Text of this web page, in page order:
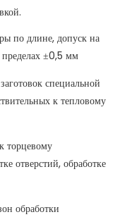
по длине, допуск на
пределах ±0,5 мм
специальной
к тепловому
торцевому
отверстий, обработке
обработки